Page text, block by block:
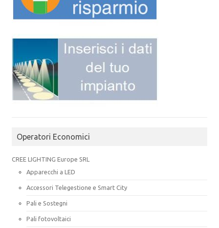
Operatori Economici
CREE LIGHTING Europe SRL
Apparecchi a LED
Accessori Telegestione e Smart City
Pali e Sostegni
Pali fotovoltaici